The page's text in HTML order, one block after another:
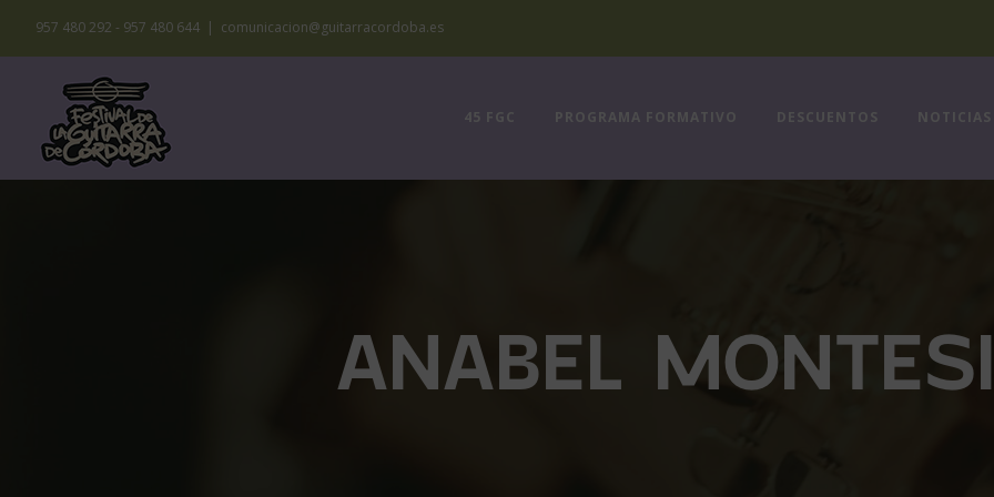
Saltar
al
contenido
957 480 292 - 957 480 644 | comunicacion@guitarracordoba.es
45 FGC PROGRAMA FORMATIVO DESCUENTOS NOTICIAS
ANABEL